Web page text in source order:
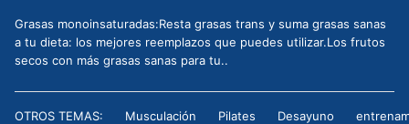
Grasas monoinsaturadas:Resta grasas trans y suma grasas sanas
a tu dieta: los mejores reemplazos que puedes utilizar.Los frutos
secos con más grasas sanas para tu..
OTROS TEMAS: Musculación Pilates Desayuno